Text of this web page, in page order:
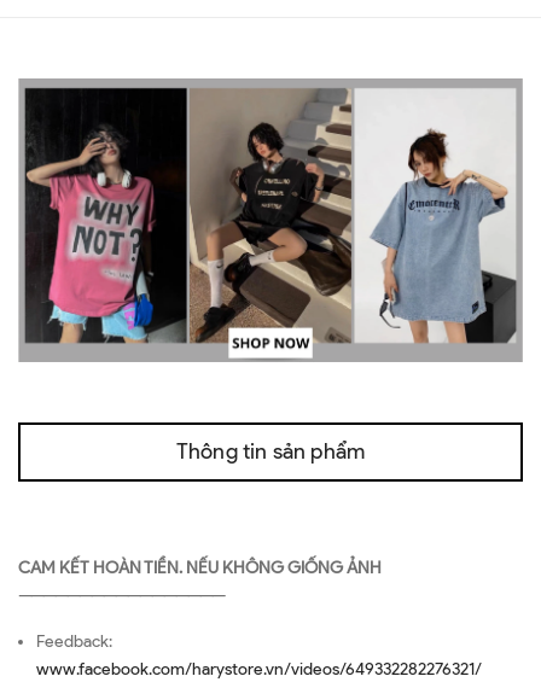
Thông tin sản phẩm
CAM KẾT HOÀN TIỀN. NẾU KHÔNG GIỐNG ẢNH
—————————————————
Feedback:
www.facebook.com/harystore.vn/videos/649332282276321/